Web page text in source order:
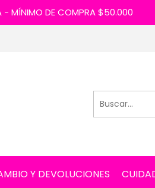
- MÍNIMO DE COMPRA $50.000
Y DEVOLUCIONES